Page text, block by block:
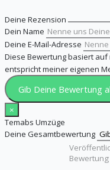
Deine Rezension
Dein Name
Deine E-Mail-Adresse
Diese Bewertung basiert
entspricht meiner eigenen
Gib Deine Bewertung
×
Temabs Umzüge
Deine Gesamtbewertung